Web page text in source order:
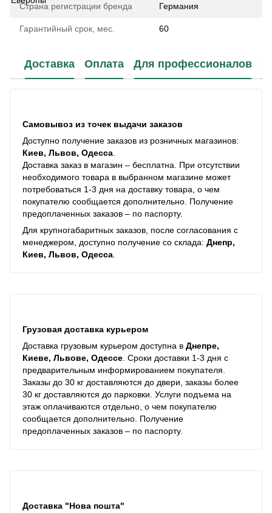
Страна регистрации бренда Германия
Гарантийный срок, мес. 60
Доставка Оплата Для профессионалов
Самовывоз из точек выдачи заказов
Доступно получение заказов из розничных магазинов:
Киев, Львов, Одесса
Доставка заказ в магазин – бесплатна. При отсутствии
необходимого товара в выбранном магазине может
потребоваться 1-3 дня на доставку товара, о чем
покупателю сообщается дополнительно. Получение
предоплаченных заказов – по паспорту.
Для крупногабаритных заказов, после согласования с
менеджером, доступно получение со склада: Днепр,
Киев, Львов, Одесса
Грузовая доставка курьером
Доставка грузовым курьером доступна в Днепре,
Киеве, Львове, Одессе . Сроки доставки 1-3 дня с
предварительным информированием покупателя.
Заказы до 30 кг доставляются до двери, заказы более
30 кг доставляются до парковки. Услуги подъема на
этаж оплачиваются отдельно, о чем покупателю
сообщается дополнительно. Получение
предоплаченных заказов – по паспорту.
Доставка "Нова пошта"